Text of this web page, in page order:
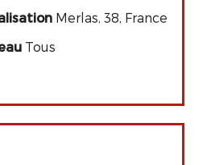
Merlas, 38, France
Tous